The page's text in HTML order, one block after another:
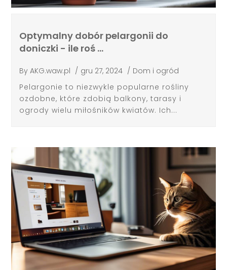
Optymalny dobór pelargonii do
doniczki - ile roś …
ByAKG.waw.pl / gru 27, 2024 / Dom i ogród
Pelargonie to niezwykle popularne rośliny
ozdobne, które zdobią balkony, tarasy i
ogrody wielu miłośników kwiatów. Ich...